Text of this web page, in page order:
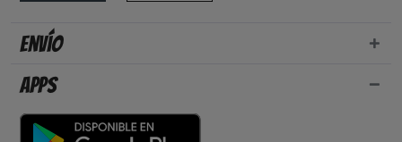
Envío
Apps